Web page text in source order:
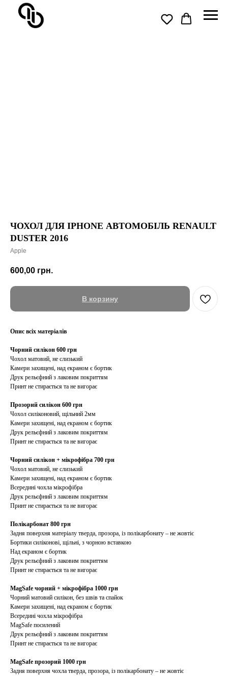
ЧОХОЛ ДЛЯ IPHONE АВТОМОБІЛЬ RENAULT
DUSTER 2016
Apple
600,00 грн.
В корзину
Опис всіх матеріалів
Чорний силікон 600 грн
Чохол матовий, не слизький
Камери захищені, над екраном є бортик
Друк рельєфний з лаковим покриттям
Принт не стирається та не вигорає
Прозорий силікон 600 грн
Чохол силіконовий, щільний 2мм
Камери захищені, над екраном є бортик
Друк рельєфний з лаковим покриттям
Принт не стирається та не вигорає
Чорний силікон + мікрофібра 700 грн
Чохол матовий, не слизький
Камери захищені, над екраном є бортик
Всередині чохла мікрофібра
Друк рельєфний з лаковим покриттям
Принт не стирається та не вигорає
Полікарбонат 800 грн
Задня поверхня матеріалу тверда, прозора, із полікарбонату – не жовтіє
Бортики силіконові, щільні, з чорною вставкою
Над екраном є бортик
Друк рельєфний з лаковим покриттям
Принт не стирається та не вигорає
MagSafe чорний + мікрофібра 1000 грн
Чорний матовий силікон, без швів та спайок
Камери захищені, над екраном є бортик
Всередині чохла мікрофібра
MagSafe посилений
Друк рельєфний з лаковим покриттям
Принт не стирається та не вигорає
MagSafe прозорий 1000 грн
Задня поверхня чохла тверда, прозора, із полікарбонату – не жовтіє